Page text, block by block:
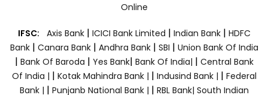
Online
IFSC: Axis Bank | ICICI Bank Limited | Indian Bank | HDFC
Bank| Canara Bank | Andhra Bank| SBI | Union Bank Of India
| Bank Of Baroda | Yes Bank| Bank Of India| | Central Bank
Of India | | Kotak Mahindra Bank | | Indusind Bank | | Federal
Bank | | Punjanb National Bank | | RBL Bank| South Indian